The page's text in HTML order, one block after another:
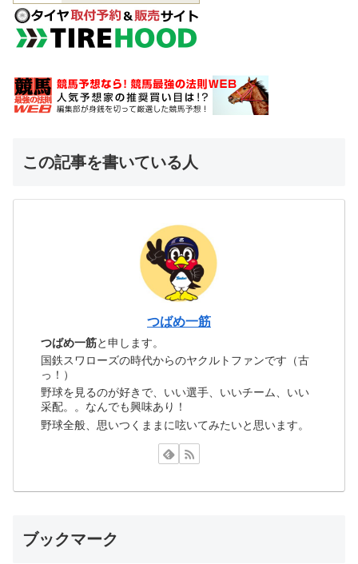
この記事を書いている人
つばめ一筋
つばめ一筋と申します。
国鉄スワローズの時代からのヤクルトファンです（古
っ！）
野球を見るのが好きで、いい選手、いいチーム、いい
采配。。なんでも興味あり！
野球全般、思いつくままに呟いてみたいと思います。
ブックマーク